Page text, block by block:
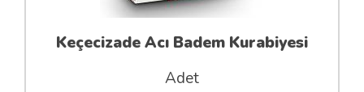
Keçecizade Acı Badem Kurabiyesi
Adet